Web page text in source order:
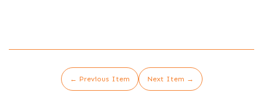
← Previous Item Next Item →